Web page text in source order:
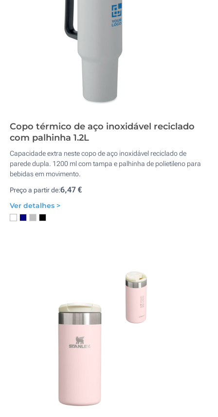
Copo térmico de aço inoxidável reciclado
com palhinha 1.2L
Capacidade extra neste copo de aço inoxidável reciclado de
parede dupla. 1200 ml com tampa e palhinha de polietileno para
bebidas em movimento.
Preço a partir de:6,47 €
Ver detalhes >